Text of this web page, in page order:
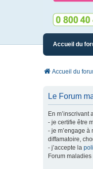
Accueil du
Accueil du
Le Forum
En
- je certifie être
- je m’engage à
diffamatoire,
- j’accepte la
Forum